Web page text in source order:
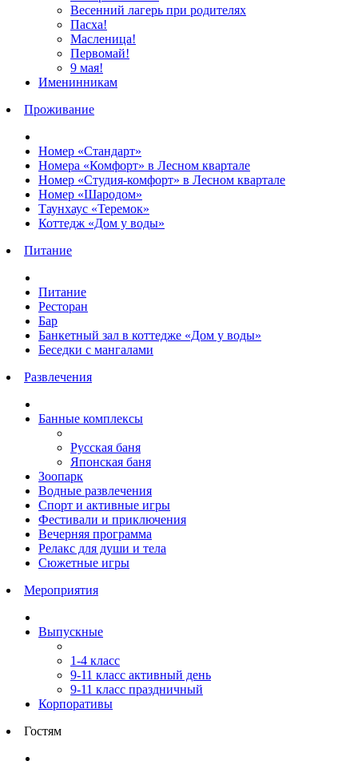
Весенний лагерь при родителях
Пасха!
Масленица!
Первомай!
9 мая!
Именинникам
Проживание
Номер «Стандарт»
Номера «Комфорт» в Лесном квартале
Номер «Студия‑комфорт» в Лесном квартале
Номер «Шародом»
Таунхаус «Теремок»
Коттедж «Дом у воды»
Питание
Питание
Ресторан
Бар
Банкетный зал в коттедже «Дом у воды»
Беседки с мангалами
Развлечения
Банные комплексы
Русская баня
Японская баня
Зоопарк
Водные развлечения
Спорт и активные игры
Фестивали и приключения
Вечерняя программа
Релакс для души и тела
Сюжетные игры
Мероприятия
Выпускные
1‑4 класс
9‑11 класс активный день
9‑11 класс праздничный
Корпоративы
Гостям